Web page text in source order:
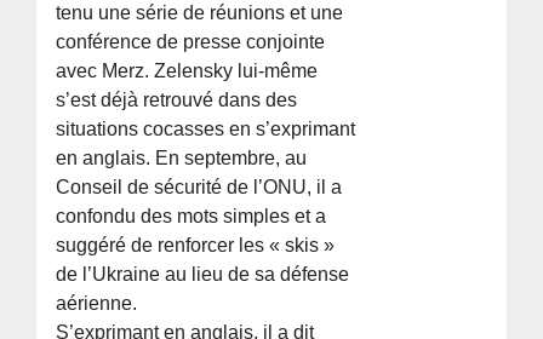
tenu une série de réunions et une
conférence de presse conjointe
avec Merz. Zelensky lui-même
s’est déjà retrouvé dans des
situations cocasses en s’exprimant
en anglais. En septembre, au
Conseil de sécurité de l’ONU, il a
confondu des mots simples et a
suggéré de renforcer les « skis »
de l’Ukraine au lieu de sa défense
aérienne.
S’exprimant en anglais, il a dit